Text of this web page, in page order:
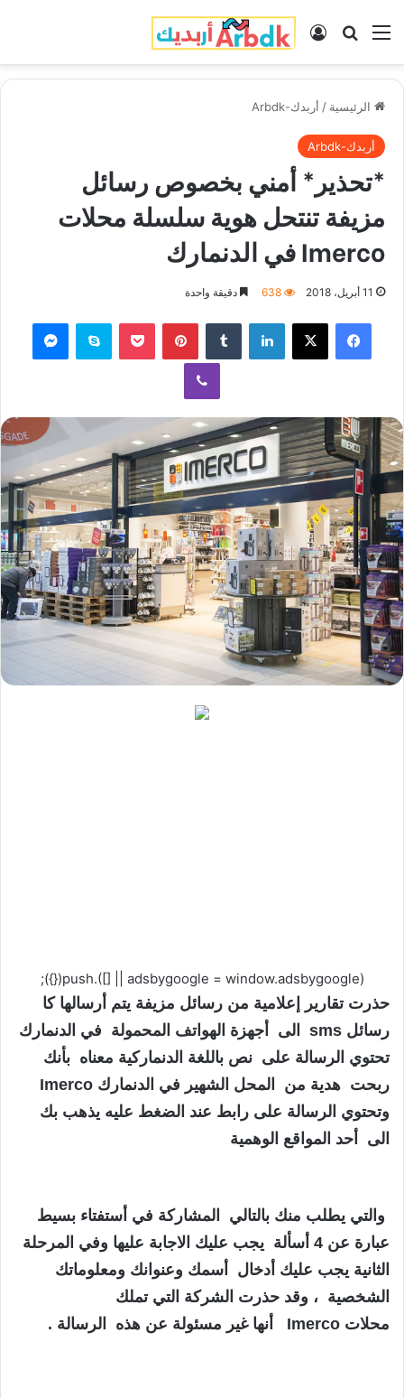
القائمة بحث عنتسجيل الدخول
الرئيسية / أربدك-Arbdk
أربدك-Arbdk
*تحذير* أمني بخصوص رسائل
مزيفة تنتحل هوية سلسلة محلات
Imerco في الدنمارك
11 أبريل، 2018 638 دقيقة واحدة
فيسبوك لينكدإن بينتيريست سكايب
ڤايبر
(adsbygoogle = window.adsbygoogle || []).push({});
حذرت تقارير إعلامية من رسائل مزيفة يتم أرسالها كا
رسائل sms الى أجهزة الهواتف المحمولة في الدنمارك
تحتوي الرسالة على نص باللغة الدنماركية معناه بأنك
ربحت هدية من المحل الشهير في الدنمارك Imerco
وتحتوي الرسالة على رابط عند الضغط عليه يذهب بك
الى أحد المواقع الوهمية
والتي يطلب منك بالتالي المشاركة في أستفتاء بسيط
عبارة عن 4 أسألة يجب عليك الاجابة عليها وفي المرحلة
الثانية يجب عليك أدخال أسمك وعنوانك ومعلوماتك
الشخصية ، وقد حذرت الشركة التي تملك
محلات Imerco أنها غير مسئولة عن هذه الرسالة .